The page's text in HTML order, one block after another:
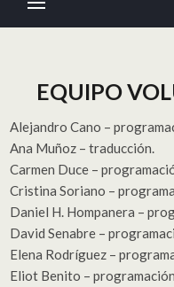
EQUIPO
Alejandro Cano –
Ana Muñoz – traducción.
Carmen Duce –
Cristina Soriano –
Daniel H. Hompanera –
David Senabre –
Elena Rodríguez –
Eliot Benito –